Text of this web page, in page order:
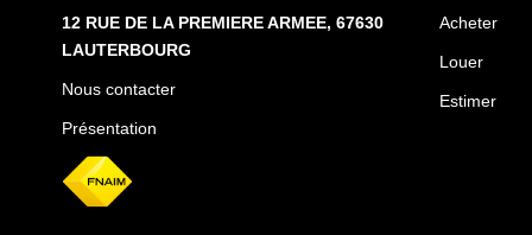
12 RUE DE LA PREMIERE ARMEE, 67630
LAUTERBOURG
Nous contacter
Présentation
Acheter
Louer
Estimer